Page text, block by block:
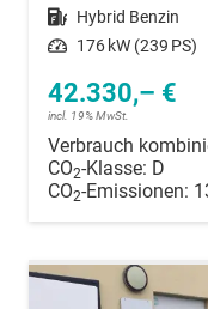
Kraftstoff Hybrid Benzin
Leistung 176 kW (239 PS)
42.330,– €
incl. 19% MwSt.
Verbrauch
CO2-Klasse: D
CO2-Emissionen: